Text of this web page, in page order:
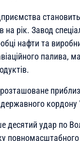
на рік. Завод
нафти та
палива,
державного кордону
десятий удар по
повномасштабного